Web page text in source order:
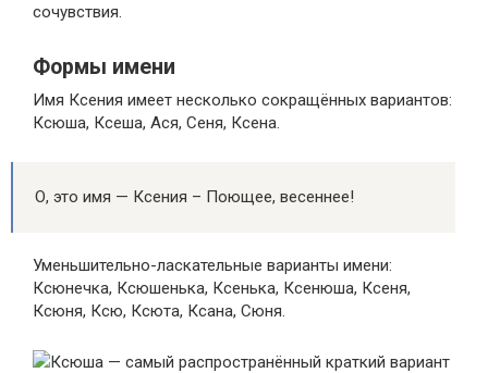
сочувствия.
Формы имени
Имя Ксения имеет несколько сокращённых вариантов:
Ксюша, Ксеша, Ася, Сеня, Ксена.
О, это имя — Ксения – Поющее, весеннее!
Уменьшительно-ласкательные варианты имени:
Ксюнечка, Ксюшенька, Ксенька, Ксенюша, Ксеня,
Ксюня, Ксю, Ксюта, Ксана, Сюня.
Ксюша — самый распространённый краткий вариант